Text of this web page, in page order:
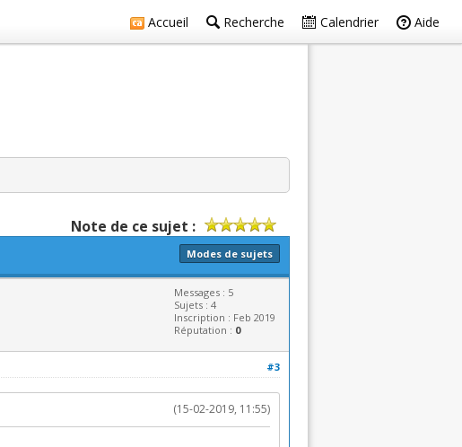
Accueil Recherche Calendrier Aide
Note de ce sujet :
Modes de sujets
Messages : 5
Sujets : 4
Inscription : Feb 2019
Réputation : 0
#3
(15-02-2019, 11:55)